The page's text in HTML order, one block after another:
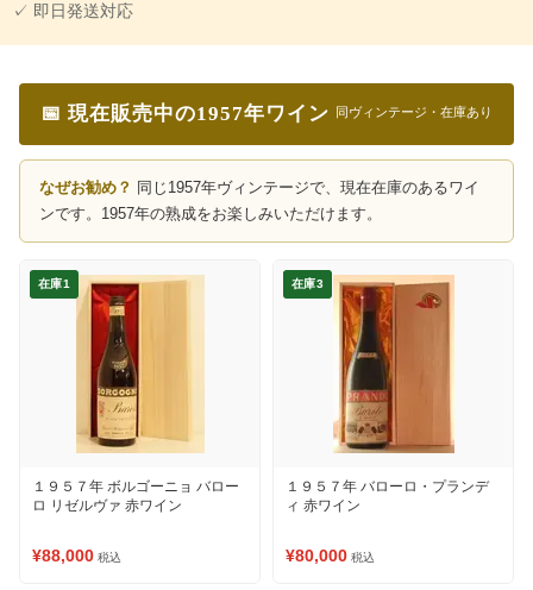
✓ 即日発送対応
📅 現在販売中の1957年ワイン 同ヴィンテージ・在庫あり
なぜお勧め？ 同じ1957年ヴィンテージで、現在在庫のあるワイ
ンです。1957年の熟成をお楽しみいただけます。
在庫1
１９５７年 ボルゴーニョ バロー
ロ リゼルヴァ 赤ワイン
¥88,000 税込
在庫3
１９５７年 バローロ・プランデ
ィ 赤ワイン
¥80,000 税込